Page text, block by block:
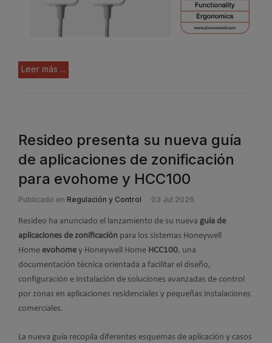
Leer más ...
Resideo presenta su nueva guía
de aplicaciones de zonificación
para evohome y HCC100
Publicado en Regulación y Control 03 Jul 2026
Resideo ha anunciado el lanzamiento de su nueva guía de
aplicaciones de zonificación para los sistemas Honeywell
Home evohomey Honeywell Home HCC100, una
documentación técnica orientada a facilitar el diseño,
configuración e instalación de soluciones avanzadas de control
por zonas en aplicaciones residenciales y pequeñas instalaciones
comerciales.
La nueva guía recopila diferentes esquemas de aplicación y casos